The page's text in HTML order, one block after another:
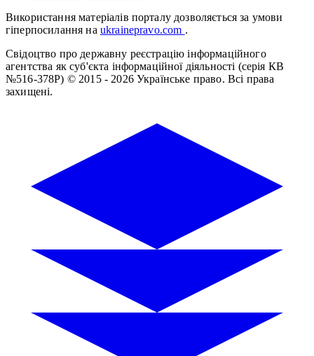
Використання матеріалів порталу дозволяється за умови
гіперпосилання на ukrainepravo.com .
Свідоцтво про державну реєстрацію інформаційного
агентства як суб'єкта інформаційної діяльності (серія КВ
№516-378Р) © 2015 - 2026 Українське право. Всі права
захищені.